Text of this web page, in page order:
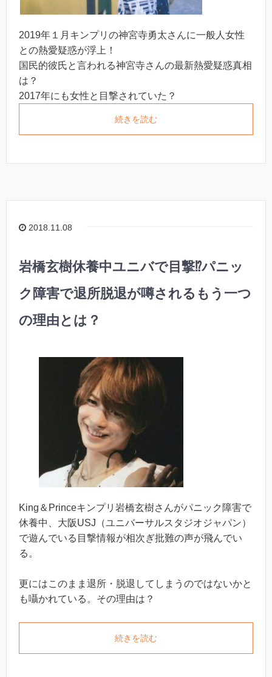
2019年１月キンプリの神宮寺勇太さんに一般人女性
との熱愛疑惑が浮上！
国民的彼氏と言われる神宮寺さんの最新熱愛疑惑真相
は？
2017年にも女性と目撃されていた？
続きを読む
2018.11.08
岩橋玄樹休養中ユニバで目撃⁉︎パニッ
ク障害で退所脱退が噂されるもう一つ
の理由とは？
King＆Princeキンプリ岩橋玄樹さんがパニック障害で
休養中、大阪USJ（ユニバーサルスタジオジャパン）
で遊んでいる目撃情報が相次ぎ批難の声が飛んでい
る。
更にはこのまま退所・脱退してしまうのではないかと
も囁かれている。その理由は？
続きを読む